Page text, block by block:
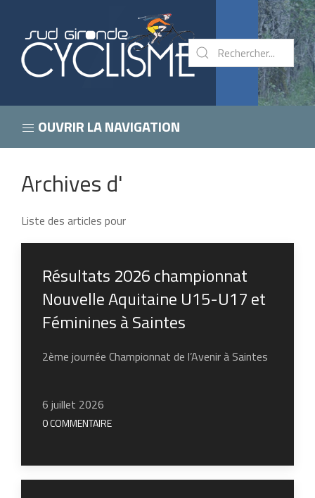
OUVRIR LA NAVIGATION
Archives d'
Liste des articles pour
Résultats 2026 championnat
Nouvelle Aquitaine U15-U17 et
Féminines à Saintes
2ème journée Championnat de l’Avenir à Saintes
6 juillet 2026
0 COMMENTAIRE